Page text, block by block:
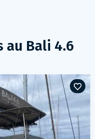
au Bali 4.6